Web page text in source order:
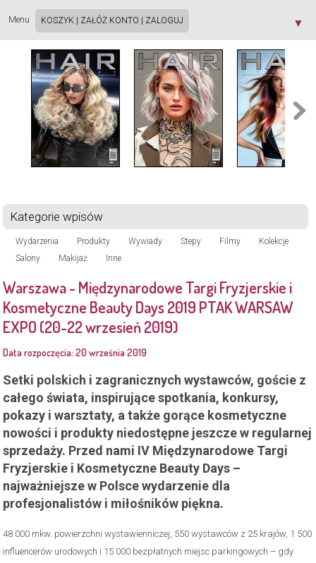
Menu ▼
KOSZYK ZAŁÓŻ KONTO ZALOGUJ
Kategorie wpisów
Wydarzenia Produkty Wywiady Stepy Filmy
Kolekcje
Salony
Makijaż Inne
Warszawa - Międzynarodowe Targi Fryzjerskie i
Kosmetyczne Beauty Days 2019 PTAK WARSAW
EXPO (20-22 wrzesień 2019)
Data rozpoczęcia: 20 września 2019
Setki polskich i zagranicznych wystawców, goście z
całego świata, inspirujące spotkania, konkursy,
pokazy i warsztaty, a także gorące kosmetyczne
nowości i produkty niedostępne jeszcze w regularnej
sprzedaży. Przed nami IV Międzynarodowe Targi
Fryzjerskie i Kosmetyczne Beauty Days –
najważniejsze w Polsce wydarzenie dla
profesjonalistów i miłośników piękna.
48 000 mkw. powierzchni wystawienniczej, 550 wystawców z 25 krajów, 1 500
influencerów urodowych i 15 000 bezpłatnych miejsc parkingowych – gdy
cookie, zgodnie z aktualnymi ustawieniami przeglądarki. Dowiedz się więcej o
Prywatności [X]